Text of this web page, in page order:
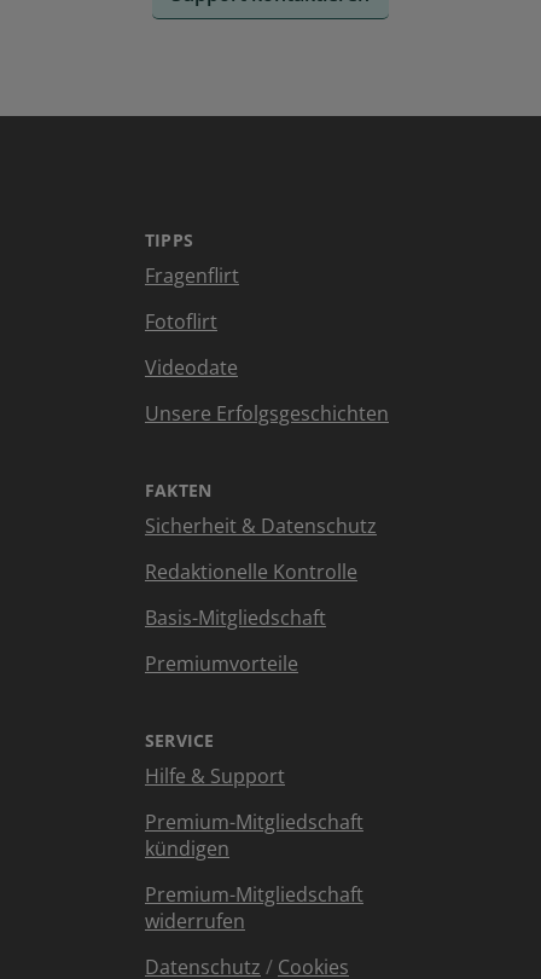
TIPPS
Fragenflirt
Fotoflirt
Videodate
Unsere Erfolgsgeschichten
FAKTEN
Sicherheit & Datenschutz
Redaktionelle Kontrolle
Basis-Mitgliedschaft
Premiumvorteile
SERVICE
Hilfe & Support
Premium-Mitgliedschaft
kündigen
Premium-Mitgliedschaft
widerrufen
Datenschutz / Cookies